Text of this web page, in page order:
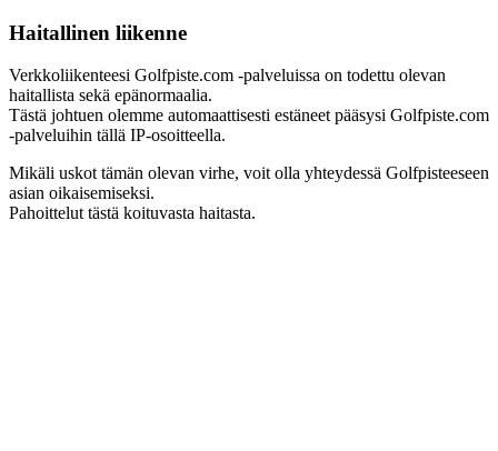
Haitallinen liikenne
Verkkoliikenteesi Golfpiste.com -palveluissa on todettu olevan
haitallista sekä epänormaalia.
Tästä johtuen olemme automaattisesti estäneet pääsysi Golfpiste.com
-palveluihin tällä IP-osoitteella.
Mikäli uskot tämän olevan virhe, voit olla yhteydessä Golfpisteeseen
asian oikaisemiseksi.
Pahoittelut tästä koituvasta haitasta.